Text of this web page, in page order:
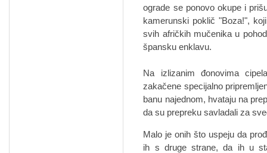
ograde se ponovo okupe i
kamerunski poklič "Boza!",
svih afričkih mučenika u
špansku enklavu.
Na izlizanim đonovima
zakačene specijalno
banu najednom, hvataju na
da su prepreku savladali za
Malo je onih što uspeju da
ih s druge strane, da ih u